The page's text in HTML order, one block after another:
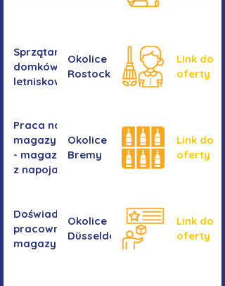
Sprzątanie
domków
letniskowych
Okolice
Rostocku
Link do
oferty
Praca na
magazynie
- magazyn
z napojami
Okolice
Bremy
Link do
oferty
Doświadczony
pracownik/pracownica
magazynu
Okolice
Düsseldorf
Link do
oferty